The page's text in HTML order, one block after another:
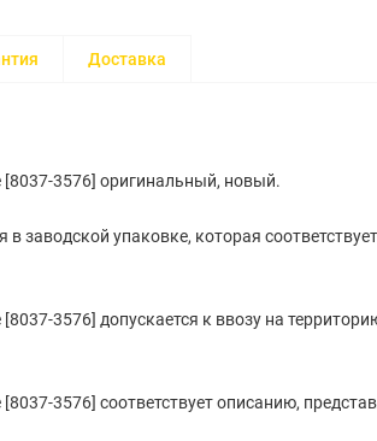
Доставка
[8037-3576] оригинальный, новый.
заводской упаковке, которая
[8037-3576] допускается к ввозу на
[8037-3576] соответствует описанию,